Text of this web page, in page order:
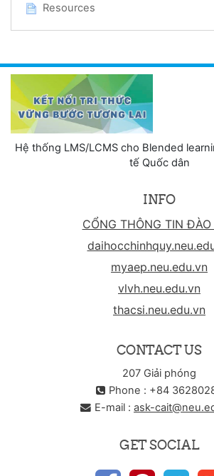
Resources
Hệ thống LMS/LCMS cho Blended
tế Quốc dân
INFO
CỔNG THÔNG TIN ĐÀO
myaep.neu.edu.vn
vlvh.neu.edu.vn
thacsi.neu.edu.vn
CONTACT US
207 Giải phóng
Phone : +84
E-mail : ask-
GET SOCIAL